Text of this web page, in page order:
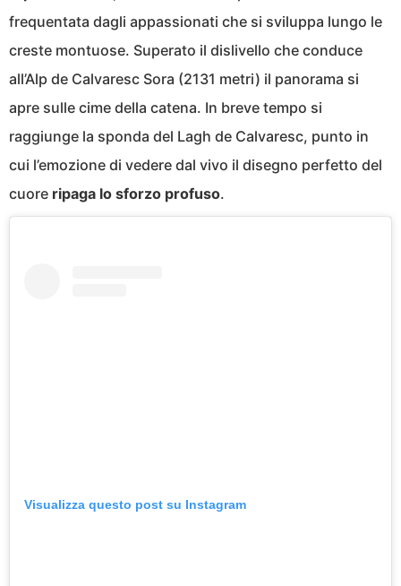
frequentata dagli appassionati che si sviluppa lungo le
creste montuose. Superato il dislivello che conduce
all’Alp de Calvaresc Sora (2131 metri) il panorama si
apre sulle cime della catena. In breve tempo si
raggiunge la sponda del Lagh de Calvaresc, punto in
cui l’emozione di vedere dal vivo il disegno perfetto del
cuore ripaga lo sforzo profuso.
Visualizza questo post su Instagram